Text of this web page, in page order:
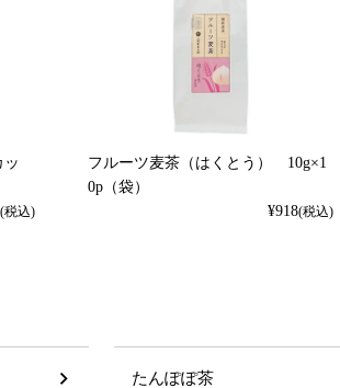
(税込)
フルーツ麦茶（はくとう） 10g×1
0p（袋）
¥918(税込)
たんぽぽ茶